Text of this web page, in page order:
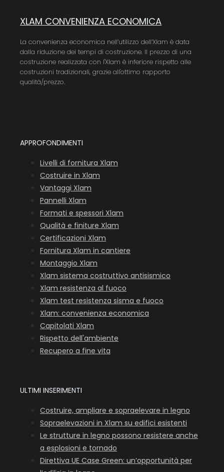
XLAM CONVENIENZA ECONOMICA
La convenienza economica nell’utilizzo dell’Xlam è data
dalla riduzione dei tempi di costruzione. Il prezzo di una
costruzione realizzata con l'Xlam è inferiore rispetto alle
costruzioni tradizionali, grazie all'ottimo rapporto
qualità/prezzo.
APPROFONDIMENTI
Livelli di fornitura Xlam
Costruire in Xlam
Vantaggi Xlam
Pannelli Xlam
Formati e spessori Xlam
Qualità e finiture Xlam
Certificazioni Xlam
Fornitura Xlam in cantiere
Montaggio Xlam
Xlam sistema costruttivo antisismico
Xlam resistenza al fuoco
Xlam test resistenza sisma e fuoco
Xlam: convenienza economica
Capitolati Xlam
Rispetto dell'ambiente
Recupero a fine vita
ULTIMI INSERIMENTI
Costruire, ampliare e sopraelevare in legno
Sopraelevazioni in Xlam su edifici esistenti
Le strutture in legno possono resistere anche
a esplosioni e tornado
Direttiva UE Case Green: un’opportunità per